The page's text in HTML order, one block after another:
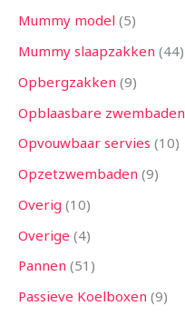
Mummy model 5
Mummy slaapzakken 44
Opbergzakken 9
Opblaasbare zwembaden
Opvouwbaar servies 10
Opzetzwembaden 9
Overig 10
Overige 4
Pannen 51
Passieve Koelboxen 9